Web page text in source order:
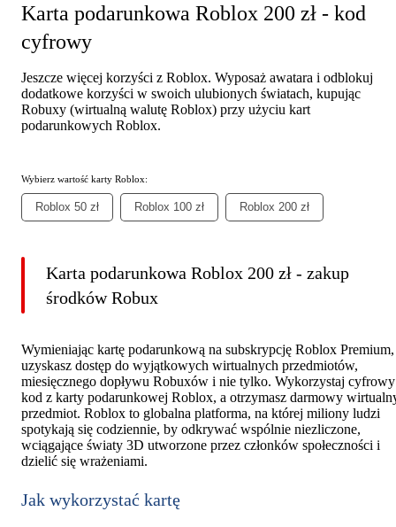
Karta podarunkowa Roblox 200 zł - kod
cyfrowy
Jeszcze więcej korzyści z Roblox. Wyposaż awatara i odblokuj
dodatkowe korzyści w swoich ulubionych światach, kupując
Robuxy (wirtualną walutę Roblox) przy użyciu kart
podarunkowych Roblox.
Wybierz wartość karty Roblox:
Roblox 50 zł Roblox 100 zł Roblox 200 zł
Karta podarunkowa Roblox 200 zł - zakup
środków Robux
Wymieniając kartę podarunkową na subskrypcję Roblox Premium,
uzyskasz dostęp do wyjątkowych wirtualnych przedmiotów,
miesięcznego dopływu Robuxów i nie tylko. Wykorzystaj cyfrowy
kod z karty podarunkowej Roblox, a otrzymasz darmowy
przedmiot. Roblox to globalna platforma, na której miliony ludzi
spotykają się codziennie, by odkrywać wspólnie niezliczone,
wciągające światy 3D utworzone przez członków społeczności i
dzielić się wrażeniami.
Jak wykorzystać kartę